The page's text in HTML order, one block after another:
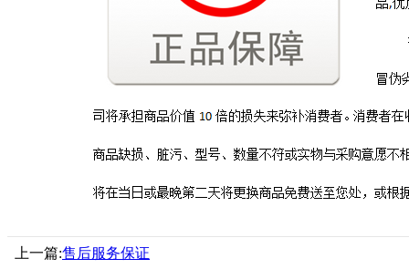
上一篇:售后服务保证